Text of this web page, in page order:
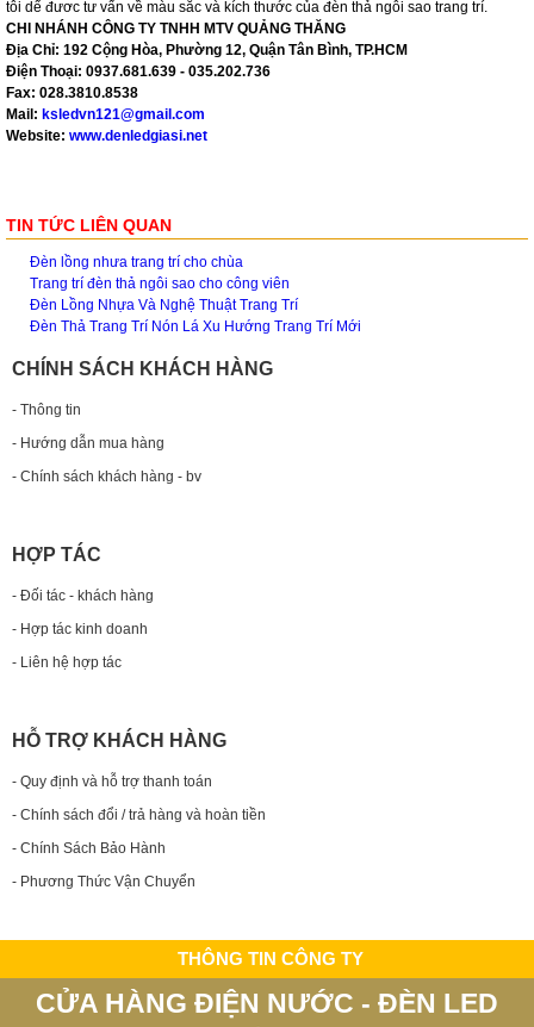
tôi dể đươc tư vấn về màu sắc và kích thước của đèn thả ngôi sao trang trí.
CHI NHÁNH CÔNG TY TNHH MTV QUẢNG THĂNG
Địa Chỉ: 192 Cộng Hòa, Phường 12, Quận Tân Bình, TP.HCM
Điện Thoại: 0937.681.639 - 035.202.736
Fax: 028.3810.8538
Mail: ksledvn121@gmail.com
Website: www.denledgiasi.net
TIN TỨC LIÊN QUAN
Đèn lồng nhưa trang trí cho chùa
Trang trí đèn thả ngôi sao cho công viên
Đèn Lồng Nhựa Và Nghệ Thuật Trang Trí
Đèn Thả Trang Trí Nón Lá Xu Hướng Trang Trí Mới
CHÍNH SÁCH KHÁCH HÀNG
- Thông tin
- Hướng dẫn mua hàng
- Chính sách khách hàng - bv
HỢP TÁC
- Đối tác - khách hàng
- Hợp tác kinh doanh
- Liên hệ hợp tác
HỖ TRỢ KHÁCH HÀNG
- Quy định và hỗ trợ thanh toán
- Chính sách đổi / trả hàng và hoàn tiền
- Chính Sách Bảo Hành
- Phương Thức Vận Chuyển
THÔNG TIN CÔNG TY
CỬA HÀNG ĐIỆN NƯỚC - ĐÈN LED